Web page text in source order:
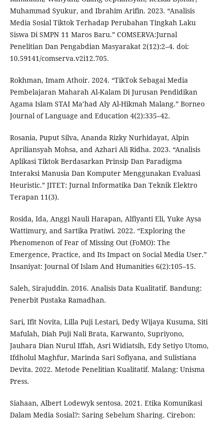
Muhammad Syukur, and Ibrahim Arifin. 2023. “Analisis
Media Sosial Tiktok Terhadap Perubahan Tingkah Laku
Siswa Di SMPN 11 Maros Baru.” COMSERVA:Jurnal
Penelitian Dan Pengabdian Masyarakat 2(12):2–4. doi:
10.59141/comserva.v2i12.705.
Rokhman, Imam Athoir. 2024. “TikTok Sebagai Media
Pembelajaran Maharah Al-Kalam Di Jurusan Pendidikan
Agama Islam STAI Ma’had Aly Al-Hikmah Malang.” Borneo
Journal of Language and Education 4(2):335–42.
Rosania, Puput Silva, Ananda Rizky Nurhidayat, Alpin
Apriliansyah Mohsa, and Azhari Ali Ridha. 2023. “Analisis
Aplikasi Tiktok Berdasarkan Prinsip Dan Paradigma
Interaksi Manusia Dan Komputer Menggunakan Evaluasi
Heuristic.” JITET: Jurnal Informatika Dan Teknik Elektro
Terapan 11(3).
Rosida, Ida, Anggi Nauli Harapan, Alfiyanti Eli, Yuke Aysa
Wattimury, and Sartika Pratiwi. 2022. “Exploring the
Phenomenon of Fear of Missing Out (FoMO): The
Emergence, Practice, and Its Impact on Social Media User.”
Insaniyat: Journal Of Islam And Humanities 6(2):105–15.
Saleh, Sirajuddin. 2016. Analisis Data Kualitatif. Bandung:
Penerbit Pustaka Ramadhan.
Sari, Ifit Novita, Lilla Puji Lestari, Dedy Wijaya Kusuma, Siti
Mafulah, Diah Puji Nali Brata, Karwanto, Supriyono,
Jauhara Dian Nurul Iffah, Asri Widiatsih, Edy Setiyo Utomo,
Ifdholul Maghfur, Marinda Sari Sofiyana, and Sulistiana
Devita. 2022. Metode Penelitian Kualitatif. Malang: Unisma
Press.
Siahaan, Albert Lodewyk sentosa. 2021. Etika Komunikasi
Dalam Media Sosial?: Saring Sebelum Sharing. Cirebon: